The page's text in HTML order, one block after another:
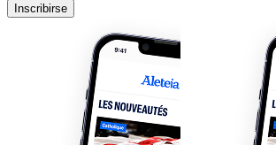
Inscribirse